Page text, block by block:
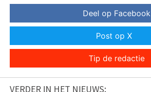
Deel op Facebook
Post op X
Tip de redactie
VERDER IN HET NIEUWS: